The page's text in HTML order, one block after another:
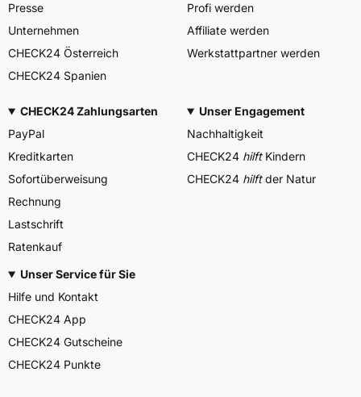
Presse
Unternehmen
CHECK24 Österreich
CHECK24 Spanien
Profi werden
Affiliate werden
Werkstattpartner werden
CHECK24 Zahlungsarten
PayPal
Kreditkarten
Sofortüberweisung
Rechnung
Lastschrift
Ratenkauf
Unser Engagement
Nachhaltigkeit
CHECK24 hilftKindern
CHECK24 hilftder Natur
Unser Service für Sie
Hilfe und Kontakt
CHECK24 App
CHECK24 Gutscheine
CHECK24 Punkte